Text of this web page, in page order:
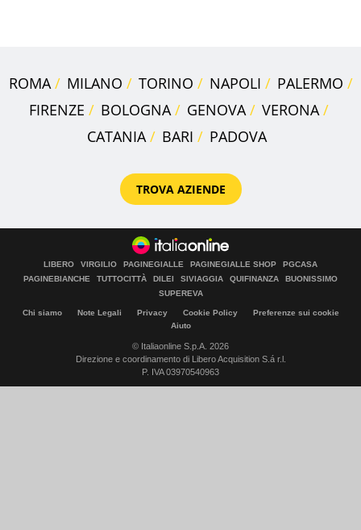
ROMA MILANO TORINO NAPOLI
PALERMO
FIRENZE
BOLOGNA GENOVA
VERONA
CATANIA
BARI PADOVA
TROVA AZIENDE
LIBERO VIRGILIO PAGINEGIALLE PAGINEGIALLE SHOP
PGCASA
PAGINEBIANCHE
TUTTOCITTÀ DILEI SIVIAGGIA QUIFINANZA
BUONISSIMO
SUPEREVA
Chi siamo Note Legali Privacy Cookie Policy
Preferenze sui cookie
Aiuto
© Italiaonline S.p.A. 2026
Direzione e coordinamento di Libero Acquisition S.á r.l.
P. IVA 03970540963